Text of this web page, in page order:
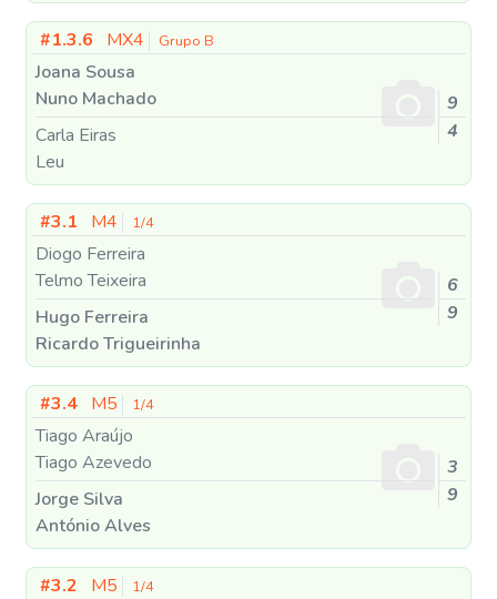
#1.3.6 MX4 Grupo B
Joana Sousa
Nuno Machado
Carla Eiras
Leu
9
4
#3.1 M4 1/4
Diogo Ferreira
Telmo Teixeira
Hugo Ferreira
Ricardo Trigueirinha
6
9
#3.4 M5 1/4
Tiago Araújo
Tiago Azevedo
Jorge Silva
António Alves
3
9
#3.2 M5 1/4